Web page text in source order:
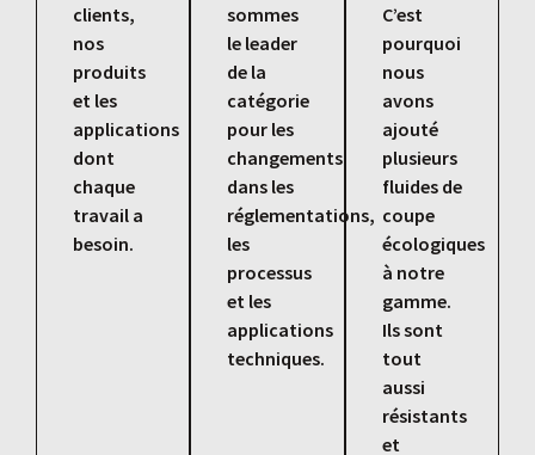
clients,
nos
produits
et les
applications
dont
chaque
travail a
besoin.
sommes
le leader
de la
catégorie
pour les
changements
dans les
réglementations,
les
processus
et les
applications
techniques.
C’est
pourquoi
nous
avons
ajouté
plusieurs
fluides de
coupe
écologiques
à notre
gamme.
Ils sont
tout
aussi
résistants
et